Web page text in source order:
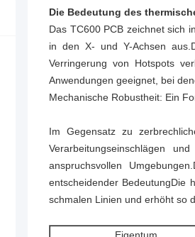
Die Bedeutung des
Das TC600 PCB zeichnet sich
in den X- und Y-Achsen
Verringerung von Hotspots
Anwendungen geeignet, bei
Mechanische Robustheit: Ein
Im Gegensatz zu
Verarbeitungseinschlägen
anspruchsvollen
entscheidender BedeutungDie
schmalen Linien und erhöht so